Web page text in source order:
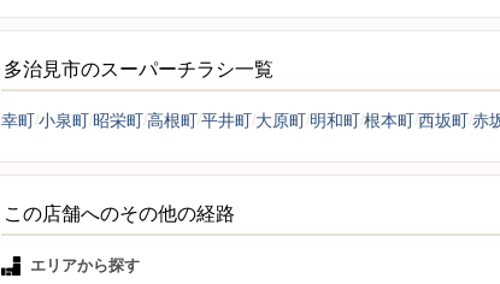
多治見市のスーパーチラシ一覧
幸町小泉町 昭栄町高根町平井町 大原町 明和町根本町西坂町赤
この店舗へのその他の経路
エリアから探す